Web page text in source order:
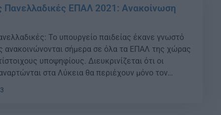
Πανελλαδικές ΕΠΑΛ 2021: Ανακοίνωση
Το υπουργείο παιδείας έκανε γνωστό
ανακοινώνονται σήμερα σε όλα τα ΕΠΑΛ της χώρας
υποψηφίους. Διευκρινίζεται ότι οι
στα Λύκεια θα περιέχουν μόνο τον
και τα βαθμολογικά του στοιχεία ανά
και ότι τα ονομαστικά στοιχεία του. Όλοι οι